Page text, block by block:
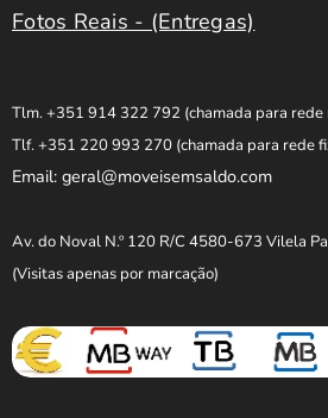
Fotos Reais - (Entregas)
Tlm. +351 914 322 792 (chamada para
Tlf. +351 220 993 270 (chamada para rede
Email: geral@moveisemsaldo.com
Av. do Noval N.º 120 R/C 4580-673 Vilela
(Visitas apenas por marcação)